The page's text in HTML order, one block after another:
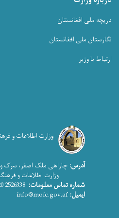
دریچه ملی افغانستان
نگارستان ملی افغانستان
ارتباط با وزیر
وزارت اطلاعات و
آدرس: چاراهی ملک اصغر، سرک
وزارت اطلاعات و
شماره تماس معلومات:
ایمیل: